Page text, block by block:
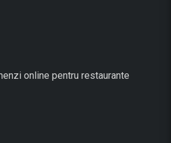
online pentru restaurante